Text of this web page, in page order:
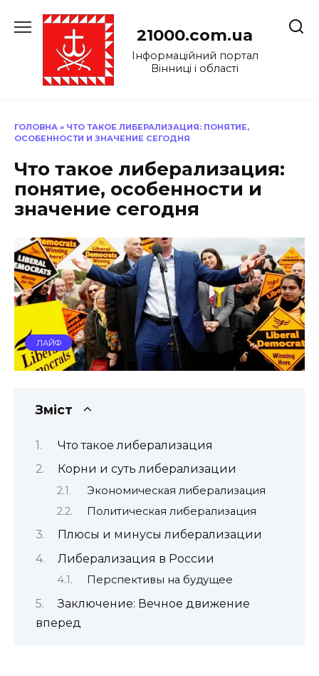
до
21000.com.ua
Інформаційний портал
Вінниці і області
ГОЛОВНА » ЧТО ТАКОЕ ЛИБЕРАЛИЗАЦИЯ: ПОНЯТИЕ,
ОСОБЕННОСТИ И ЗНАЧЕНИЕ СЕГОДНЯ
Что такое либерализация:
понятие, особенности и
значение сегодня
ЛАЙФ
Зміст
Что такое либерализация
Корни и суть либерализации
Экономическая либерализация
Политическая либерализация
Плюсы и минусы либерализации
Либерализация в России
Перспективы на будущее
Заключение: Вечное движение
вперед